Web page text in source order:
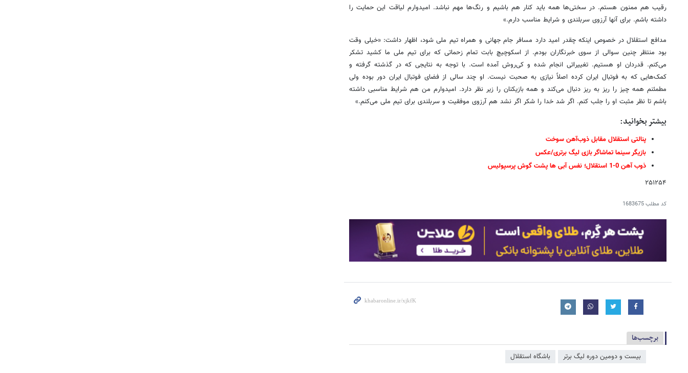
رقیب هم ممنون هستم. در سختی‌ها همه باید کنار هم باشیم و رنگ‌ها مهم نباشد. امیدوارم لیاقت این حمایت را
داشته باشم. برای آنها آرزوی سربلندی و شرایط مناسب دارم.»
مدافع استقلال در خصوص اینکه چقدر امید دارد مسافر جام جهانی و همراه تیم ملی شود، اظهار داشت: «خیلی وقت
بود منتظر چنین سوالی از سوی خبرنگاران بودم. از اسکوچیچ بابت تمام زحماتی که برای تیم ملی ما کشید تشکر
می‌کنم. قدردان او هستیم. تغییراتی انجام شده و کی‌روش آمده است. با توجه به نتایجی که در گذشته گرفته و
کمک‌هایی که به فوتبال ایران کرده اصلاً نیازی به صحبت نیست. او چند سالی از فضای فوتبال ایران دور بوده ولی
مطمئنم همه چیز را ریز به ریز دنبال می‌کند و همه بازیکنان را زیر نظر دارد. امیدوارم من هم شرایط مناسبی داشته
باشم تا نظر مثبت او را جلب کنم. اگر شد خدا را شکر اگر نشد هم آرزوی موفقیت و سربلندی برای تیم ملی می‌کنم.»
بیشتر بخوانید:
پنالتی استقلال مقابل ذوب‌آهن سوخت
بازیگر سینما تماشاگر بازی لیگ برتری/عکس
ذوب آهن 0-1 استقلال؛ نفس آبی ها پشت گوش پرسپولیس
۲۵۱۲۵۴
کد مطلب1683675
برچسب‌ها
بیست و دومین دوره لیگ برتر باشگاه استقلال